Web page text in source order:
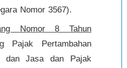
Nomor 3567).
Nomor 8 Tahun
Pajak Pertambahan
dan Jasa dan Pajak